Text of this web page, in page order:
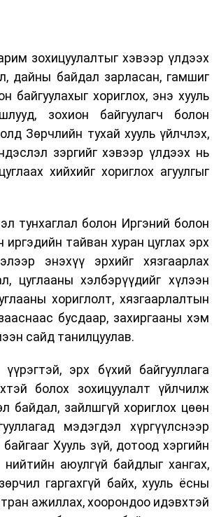
зохицуулалтыг хэвээр үлдээх
дайны байдал зарласан, гамшиг
байгуулахыг хориглох, энэ хууль
зохион байгуулагч болон
Зөрчлийн тухай хууль үйлчлэх,
зэргийг хэвээр үлдээх нь
хийхийг хориглох агуулгыг
тунхаглал болон Иргэний болон
тайван хуран цуглах эрх
энэхүү эрхийг хязгаарлах
цуглааны хэлбэрүүдийг хүлээн
хориглолт, хязгаарлалтын
бусдаар, захиргааны хэм
сайд танилцуулав.
эрх бүхий байгууллага
болох зохицуулалт үйлчилж
байдал, зайлшгүй хориглох цөөн
мэдэгдэл хүргүүлснээр
Хууль зүй, дотоод хэргийн
аюулгүй байдлыг хангах,
гаргахгүй байх, хууль ёсны
ажиллах, хоорондоо идэвхтэй